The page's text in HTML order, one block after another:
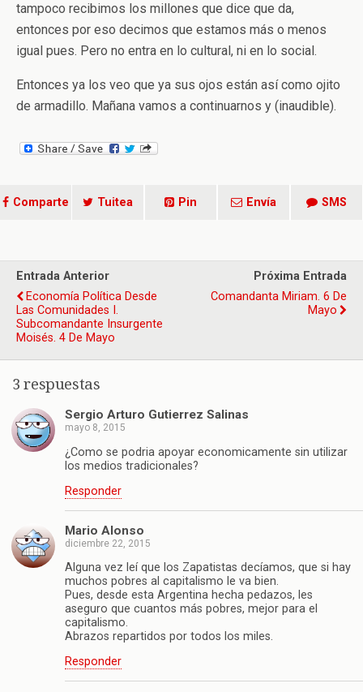
tampoco recibimos los millones que dice que da,
entonces por eso decimos que estamos más o menos
igual pues. Pero no entra en lo cultural, ni en lo social.
Entonces ya los veo que ya sus ojos están así como ojito
de armadillo. Mañana vamos a continuarnos y (inaudible).
Comparte Tuitea Pin Envía SMS
Entrada Anterior
Economía Política Desde
Las Comunidades I.
Subcomandante Insurgente
Moisés. 4 De Mayo
Próxima Entrada
Comandanta Miriam. 6 De
Mayo
3 respuestas
Sergio Arturo Gutierrez Salinas
mayo 8, 2015
¿Como se podria apoyar economicamente sin utilizar
los medios tradicionales?
Responder
Mario Alonso
diciembre 22, 2015
Alguna vez leí que los Zapatistas decíamos, que si hay
muchos pobres al capitalismo le va bien.
Pues, desde esta Argentina hecha pedazos, les
aseguro que cuantos más pobres, mejor para el
capitalismo.
Abrazos repartidos por todos los miles.
Responder